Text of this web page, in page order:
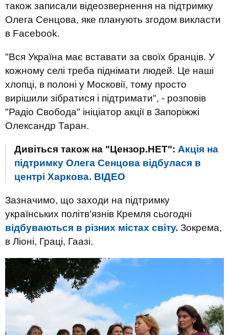
також записали відеозвернення на підтримку
Олега Сенцова, яке планують згодом викласти
в Facebook.
"Вся Україна має вставати за своїх бранців. У
кожному селі треба піднімати людей. Це наші
хлопці, в полоні у Московії, тому просто
вирішили зібратися і підтримати", - розповів
"Радіо Свобода" ініціатор акції в Запоріжжі
Олександр Таран.
Дивіться також на "Цензор.НЕТ": Акція на
підтримку Олега Сенцова відбулася в
центрі Харкова. ВIДЕО
Зазначимо, що заходи на підтримку
українських політв'язнів Кремля сьогодні
відбуваються в різних містах світу. Зокрема,
в Ліоні, Граці, Гаазі.